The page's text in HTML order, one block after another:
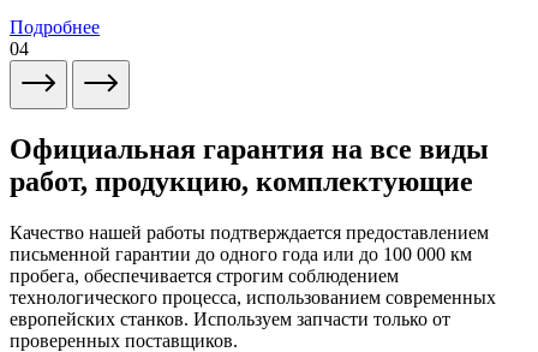
Подробнее
04
Официальная гарантия на все виды
работ, продукцию, комплектующие
Качество нашей работы подтверждается предоставлением
письменной гарантии до одного года или до 100 000 км
пробега, обеспечивается строгим соблюдением
технологического процесса, использованием современных
европейских станков. Используем запчасти только от
проверенных поставщиков.